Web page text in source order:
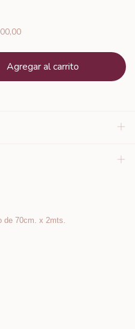
de 70cm. x 2mts.